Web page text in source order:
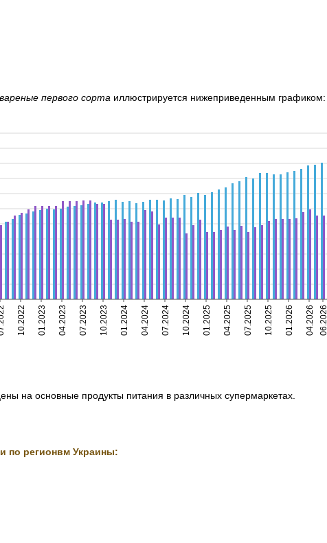
первого сорта иллюстрируется нижеприведенным графиком:
10.2022 01.2023 04.2023 07.2023 10.2023 01.2024 04.2024 07.2024 10.2024 01.2025 04.2025 07.2025 10.2025 01.2026 04.2026 06.2026
на основные продукты питания в различных супермаркетах.
по регионвм Украины: